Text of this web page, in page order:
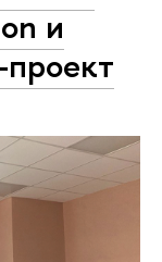
и
проект